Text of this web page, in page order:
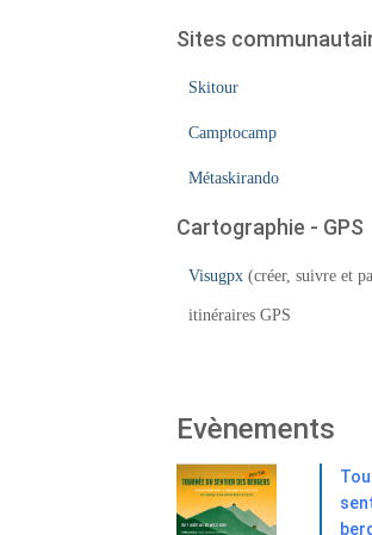
Sites
Skitour
Camptocamp
Métaskirando
Cartographie - GPS
Visugpx(créer, suivre et
itinéraires GPS
Evènements